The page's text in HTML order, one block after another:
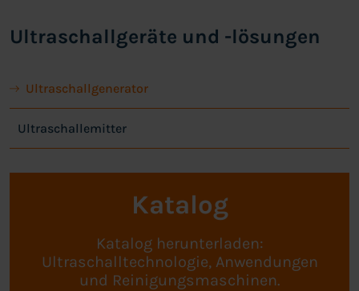
Ultraschallgeräte und -lösungen
Ultraschallgenerator
Ultraschallemitter
Katalog
Katalog herunterladen:
Ultraschalltechnologie, Anwendungen
und Reinigungsmaschinen.